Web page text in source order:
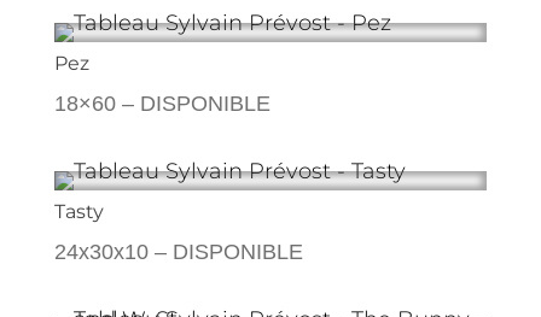
Pez
18×60 – DISPONIBLE
Tasty
24x30x10 – DISPONIBLE